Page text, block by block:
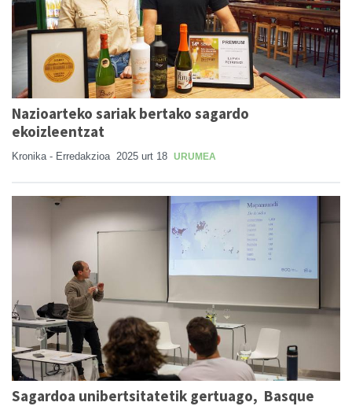
Nazioarteko sariak bertako sagardo
ekoizleentzat
Kronika - Erredakzioa 2025 urt 18 URUMEA
Sagardoa unibertsitatetik gertuago, Basque